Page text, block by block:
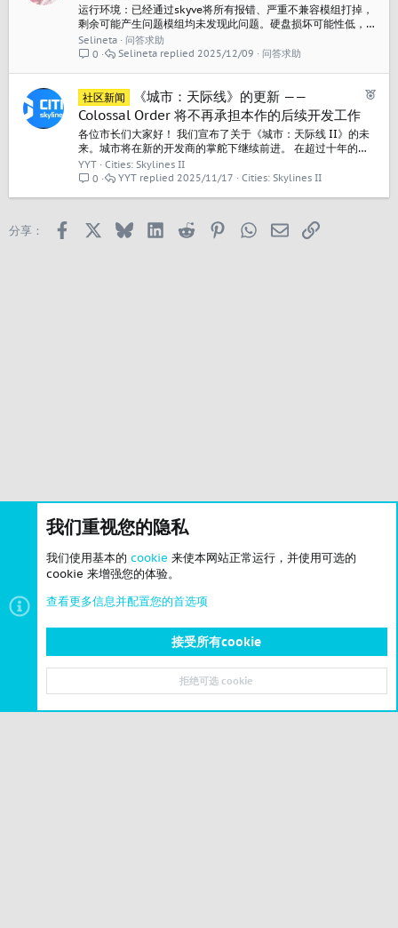
运行环境：已经通过skyve将所有报错、严重不兼容模组打掉，
剩余可能产生问题模组均未发现此问题。硬盘损坏可能性低，
运存、显存均能够满足运行条件。 报错前操作：存档中闪退 报
错过程：1.5.2f（资产编辑器）上线后mod全坏就没上过游戏，
Selineta
问答求助
0
问答求助
2025/12/09
Selineta
已
社区新闻
《城市：天际线》的更新 ——
Colossal Order 将不再承担本作的后续开发工作
各位市长们大家好！ 我们宣布了关于《城市：天际线 II》的未
来。城市将在新的开发商的掌舵下继续前进。 在超过十年的成
功合作中，我们共同为众多我们都无比自豪的游戏倾注了心
血，Paradox Interactive 和 Colossal Order 共同决定走独立
YYT
Cities: Skylines II
0
Cities: Skylines II
2025/11/17
YYT
分享： Facebook BlueskyLinkedIn
Reddit PinterestWhatsApp
邮箱 链接
顶部 底部
我们重视您的隐私
我们使用基本的 cookie 来使本网站正常运行，并使用可选的
cookie 来增强您的体验。
查看更多信息并配置您的首选项
接受所有cookie
拒绝可选 cookie